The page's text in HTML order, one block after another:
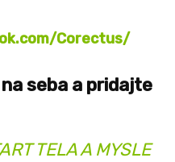
Corectus/
seba a pridajte
TELA A MYSLE